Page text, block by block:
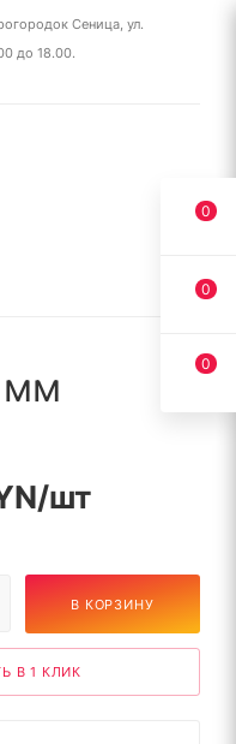
Сеница, ул.
до 18.00.
мм
/шт
В КОРЗИНУ
В 1 КЛИК
0
0
0